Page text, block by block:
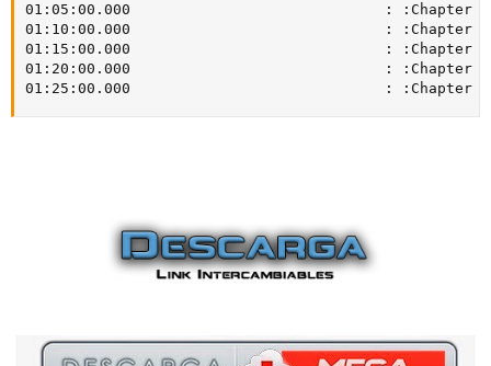
01:05:00.000                             : :Chapter
01:10:00.000                             : :Chapter
01:15:00.000                             : :Chapter
01:20:00.000                             : :Chapter
01:25:00.000                             : :Chapter